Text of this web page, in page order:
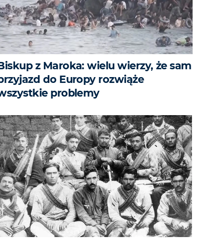
z Maroka: wielu wierzy, że sam
do Europy rozwiąże
problemy